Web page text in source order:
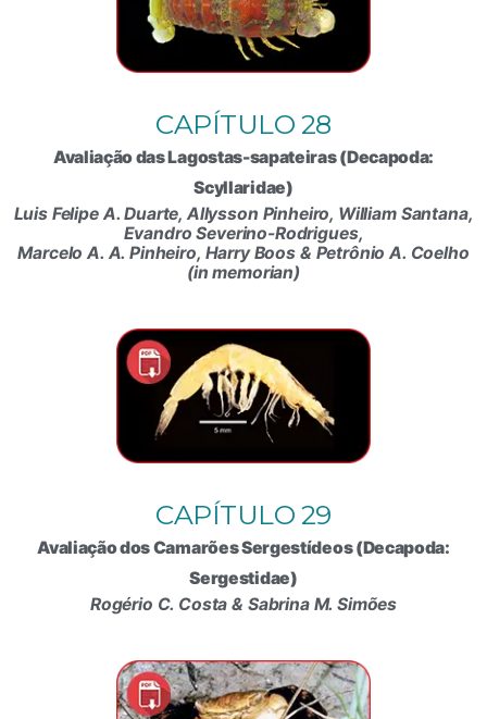
CAPÍTULO 28
Avaliação das Lagostas-sapateiras (Decapoda:
Scyllaridae)
Luis Felipe A. Duarte, Allysson Pinheiro, William Santana,
Evandro Severino-Rodrigues,
Marcelo A. A. Pinheiro, Harry Boos & Petrônio A. Coelho
(in memorian)
CAPÍTULO 29
Avaliação dos Camarões Sergestídeos (Decapoda:
Sergestidae)
Rogério C. Costa & Sabrina M. Simões